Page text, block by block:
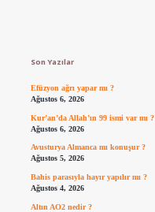
Son Yazılar
Efüzyon ağrı yapar mı ?
Ağustos 6, 2026
Kur’an’da Allah’ın 99 ismi var mı ?
Ağustos 6, 2026
Avusturya Almanca mı konuşur ?
Ağustos 5, 2026
Bahis parasıyla hayır yapılır mı ?
Ağustos 4, 2026
Altın AO2 nedir ?